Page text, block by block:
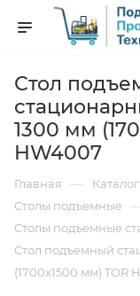
Стол
1300 мм
HW4007
Главная — Каталог
Столы подъемные
Столы подъемные
Стол подъемный
(1700х1500 мм) TOR